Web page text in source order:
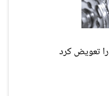
تعویض کرد